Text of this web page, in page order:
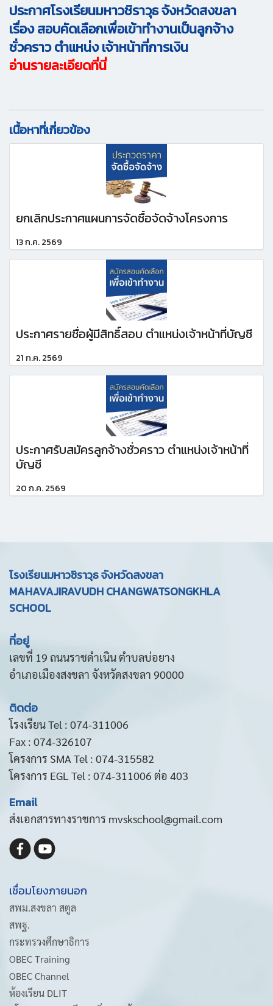
ประกาศโรงเรียนมหาวชิราวุธ จังหวัดสงขลา
เรื่อง สอบคัดเลือกเพื่อเข้าทำงานเป็นลูกจ้าง
ชั่วคราว ตำแหน่ง เจ้าหน้าที่การเงิน
อ่านรายละเอียดที่นี่
เนื้อหาที่เกี่ยวข้อง
ยกเลิกประกาศแผนการจัดซื้อจัดจ้างโครงการ
13 ก.ค. 2569
ประกาศรายชื่อผู้มีสิทธิ์สอบ ตำแหน่งเจ้าหน้าที่บัญชี
21 ก.ค. 2569
ประกาศรับสมัครลูกจ้างชั่วคราว ตำแหน่งเจ้าหน้าที่
บัญชี
20 ก.ค. 2569
โรงเรียนมหาวชิราวุธ จังหวัดสงขลา
MAHAVAJIRAVUDH CHANGWATSONGKHLA
SCHOOL
ที่อยู่
เลขที่ 19 ถนนราชดำเนิน ตำบลบ่อยาง
อำเภอเมืองสงขลา จังหวัดสงขลา 90000
ติดต่อ
โรงเรียน Tel : 074-311006
Fax : 074-326107
โครงการ SMA Tel : 074-315582
โครงการ EGL Tel : 074-311006 ต่อ 403
Email
ส่งเอกสารทางราชการ mvskschool@gmail.com
เชื่อมโยงภายนอก
สพม.สงขลา สตูล
สพฐ.
กระทรวงศึกษาธิการ
OBEC Training
OBEC Channel
ห้องเรียน DLIT